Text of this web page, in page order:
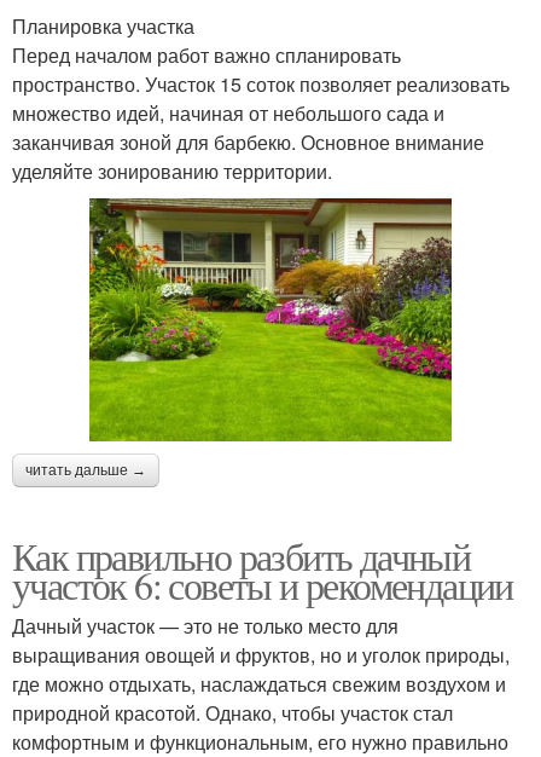
Планировка участка
Перед началом работ важно спланировать
пространство. Участок 15 соток позволяет реализовать
множество идей, начиная от небольшого сада и
заканчивая зоной для барбекю. Основное внимание
уделяйте зонированию территории.
читать дальше →
Как правильно разбить дачный
участок 6: советы и рекомендации
Дачный участок — это не только место для
выращивания овощей и фруктов, но и уголок природы,
где можно отдыхать, наслаждаться свежим воздухом и
природной красотой. Однако, чтобы участок стал
комфортным и функциональным, его нужно правильно